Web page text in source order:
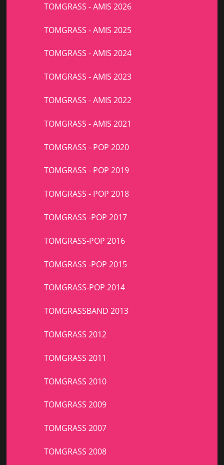
TOMGRASS - AMIS 2026
TOMGRASS - AMIS 2025
TOMGRASS - AMIS 2024
TOMGRASS - AMIS 2023
TOMGRASS - AMIS 2022
TOMGRASS - AMIS 2021
TOMGRASS - POP 2020
TOMGRASS - POP 2019
TOMGRASS - POP 2018
TOMGRASS -POP 2017
TOMGRASS-POP 2016
TOMGRASS -POP 2015
TOMGRASS-POP 2014
TOMGRASSBAND 2013
TOMGRASS 2012
TOMGRASS 2011
TOMGRASS 2010
TOMGRASS 2009
TOMGRASS 2007
TOMGRASS 2008